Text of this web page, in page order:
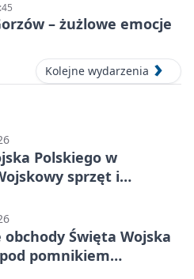
– żużlowe emocje
Kolejne wydarzenia
Polskiego w
sprzęt i
obchody Święta Wojska
pomnikiem